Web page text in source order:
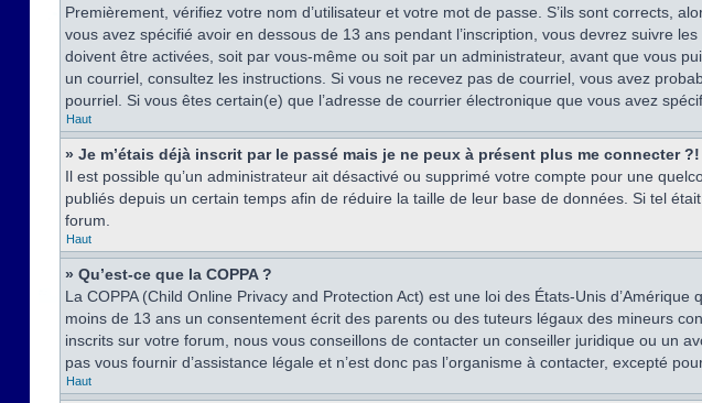
Premièrement, vérifiez votre nom d’utilisateur et votre mot de passe. S’ils sont corrects,
vous avez spécifié avoir en dessous de 13 ans pendant l’inscription, vous devrez suivre
doivent être activées, soit par vous-même ou soit par un administrateur, avant que vous
un courriel, consultez les instructions. Si vous ne recevez pas de courriel, vous avez
pourriel. Si vous êtes certain(e) que l’adresse de courrier électronique que vous avez
Haut
» Je m’étais déjà inscrit par le passé mais je ne peux à présent plus me connecter ?!
Il est possible qu’un administrateur ait désactivé ou supprimé votre compte pour une
publiés depuis un certain temps afin de réduire la taille de leur base de données. Si tel
forum.
Haut
» Qu’est-ce que la COPPA ?
La COPPA (Child Online Privacy and Protection Act) est une loi des États-Unis
moins de 13 ans un consentement écrit des parents ou des tuteurs légaux des mineurs
inscrits sur votre forum, nous vous conseillons de contacter un conseiller juridique ou un
pas vous fournir d’assistance légale et n’est donc pas l’organisme à contacter, excepté
Haut